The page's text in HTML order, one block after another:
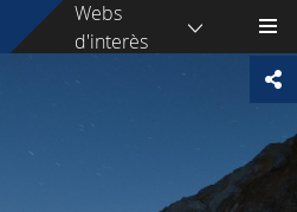
Webs
d'interès